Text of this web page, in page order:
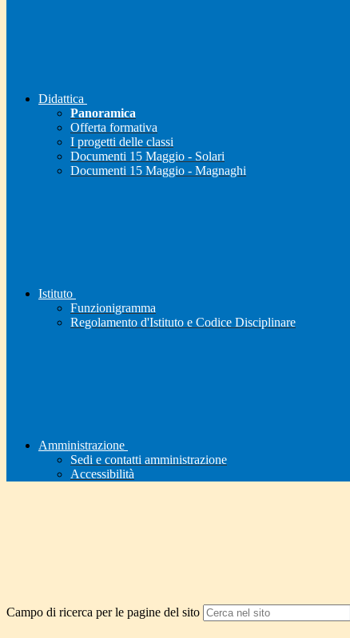
Didattica
Panoramica
Offerta formativa
I progetti delle classi
Documenti 15 Maggio - Solari
Documenti 15 Maggio - Magnaghi
Istituto
Funzionigramma
Regolamento d'Istituto e Codice Disciplinare
Amministrazione
Sedi e contatti amministrazione
Accessibilità
Campo di ricerca per le pagine del sito